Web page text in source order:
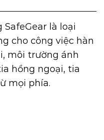
SafeGear là loại
cho công việc hàn
môi trường ánh
hồng ngoại, tia
mọi phía.